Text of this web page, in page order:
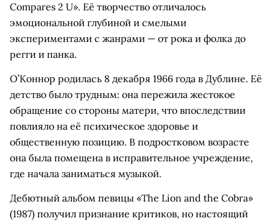
Compares 2 U». Её творчество отличалось
эмоциональной глубиной и смелыми
экспериментами с жанрами — от рока и фолка до
регги и панка.
О’Коннор родилась 8 декабря 1966 года в Дублине. Её
детство было трудным: она пережила жестокое
обращение со стороны матери, что впоследствии
повлияло на её психическое здоровье и
общественную позицию. В подростковом возрасте
она была помещена в исправительное учреждение,
где начала заниматься музыкой.
Дебютный альбом певицы «The Lion and the Cobra»
(1987) получил признание критиков, но настоящий